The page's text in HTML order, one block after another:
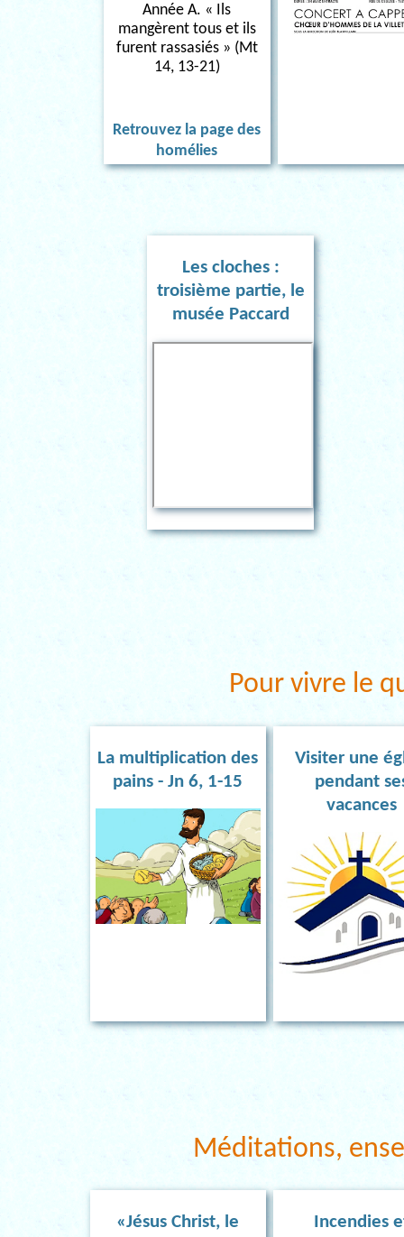
Année A. « Ils
mangèrent tous et ils
furent rassasiés » (Mt
14, 13-21)
Retrouvez la page des
homélies
Les cloches :
troisième partie, le
musée Paccard
Pour vivre le
La multiplication des
pains - Jn 6, 1-15
Visiter une
pendant
vacances
Méditations,
«Jésus Christ, le
Incendies